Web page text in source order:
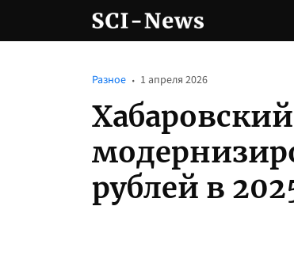
рублей в
Разное 1 апреля 2026